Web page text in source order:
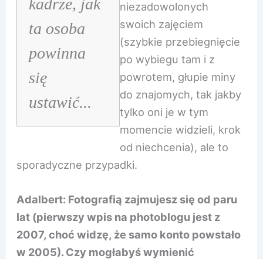
ta osoba
powinna
się
ustawić...
niezadowolonych
swoich zajęciem
(szybkie przebiegnięcie
po wybiegu tam i z
powrotem, głupie miny
do znajomych, tak jakby
tylko oni je w tym
momencie widzieli, krok
od niechcenia), ale to
sporadyczne przypadki.
Adalbert: Fotografią zajmujesz się od paru
lat (pierwszy wpis na photoblogu jest z
2007, choć widzę, że samo konto powstało
w 2005). Czy mogłabyś wymienić